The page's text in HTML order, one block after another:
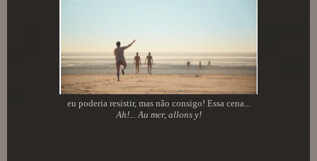
eu poderia resistir, mas não consigo! Essa cena...
Ah!... Au mer, allons y!